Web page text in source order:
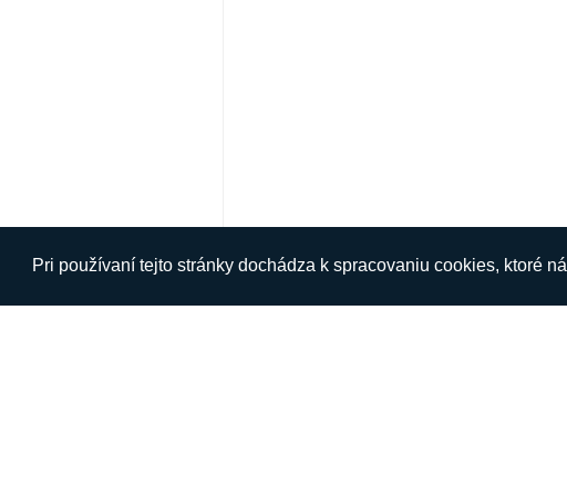
Pri používaní tejto stránky dochádza k spracovaniu cookies, ktoré